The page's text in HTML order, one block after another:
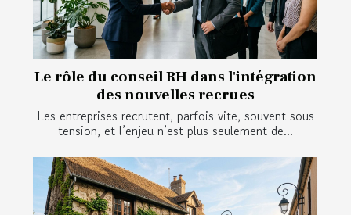
Le rôle du conseil RH dans l'intégration
des nouvelles recrues
Les entreprises recrutent, parfois vite, souvent sous
tension, et l’enjeu n’est plus seulement de...